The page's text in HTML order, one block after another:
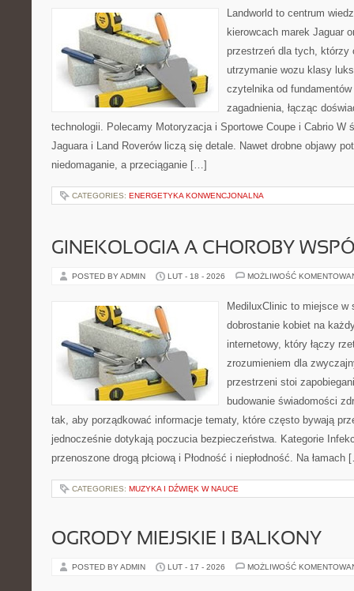
Landworld to centrum
kierowcach marek Jaguar
przestrzeń dla tych, którzy
utrzymanie wozu klasy
czytelnika od
zagadnienia, łącząc
technologii. Polecamy Motoryzacja i Sportowe Coupe i Cabrio W
Jaguara i Land Roverów liczą się detale. Nawet drobne objawy
niedomaganie, a przeciąganie […]
CATEGORIES: ENERGETYKA KONWENCJONALNA
GINEKOLOGIA A CHOROBY
POSTED BY ADMIN LUT - 18 - 2026 MOŻLIWOŚĆ
MediluxClinic to miejsce
dobrostanie kobiet na
internetowy, który łączy
zrozumieniem dla
przestrzeni stoi
budowanie świadomości
tak, aby porządkować informacje tematy, które często bywają
jednocześnie dotykają poczucia bezpieczeństwa. Kategorie
przenoszone drogą płciową i Płodność i niepłodność. Na łamach
CATEGORIES: MUZYKA I DŹWIĘK W NAUCE
OGRODY MIEJSKIE I BALKONY
POSTED BY ADMIN LUT - 17 - 2026 MOŻLIWOŚĆ